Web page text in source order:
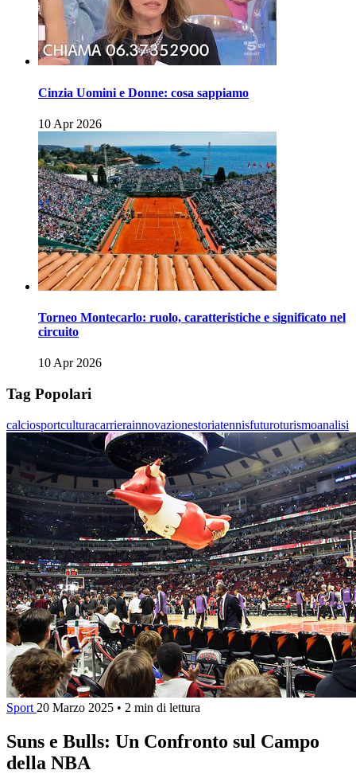
Cinzia Uomini e Donne: cosa sappiamo
10 Apr 2026
Torneo Montecarlo: ruolo, caratteristiche e significato nel
circuito
10 Apr 2026
Tag Popolari
calciosportculturacarrierainnovazionestoriatennisfuturoturismoanalisi
Sport 20 Marzo 2025 • 2 min di lettura
Suns e Bulls: Un Confronto sul Campo
della NBA